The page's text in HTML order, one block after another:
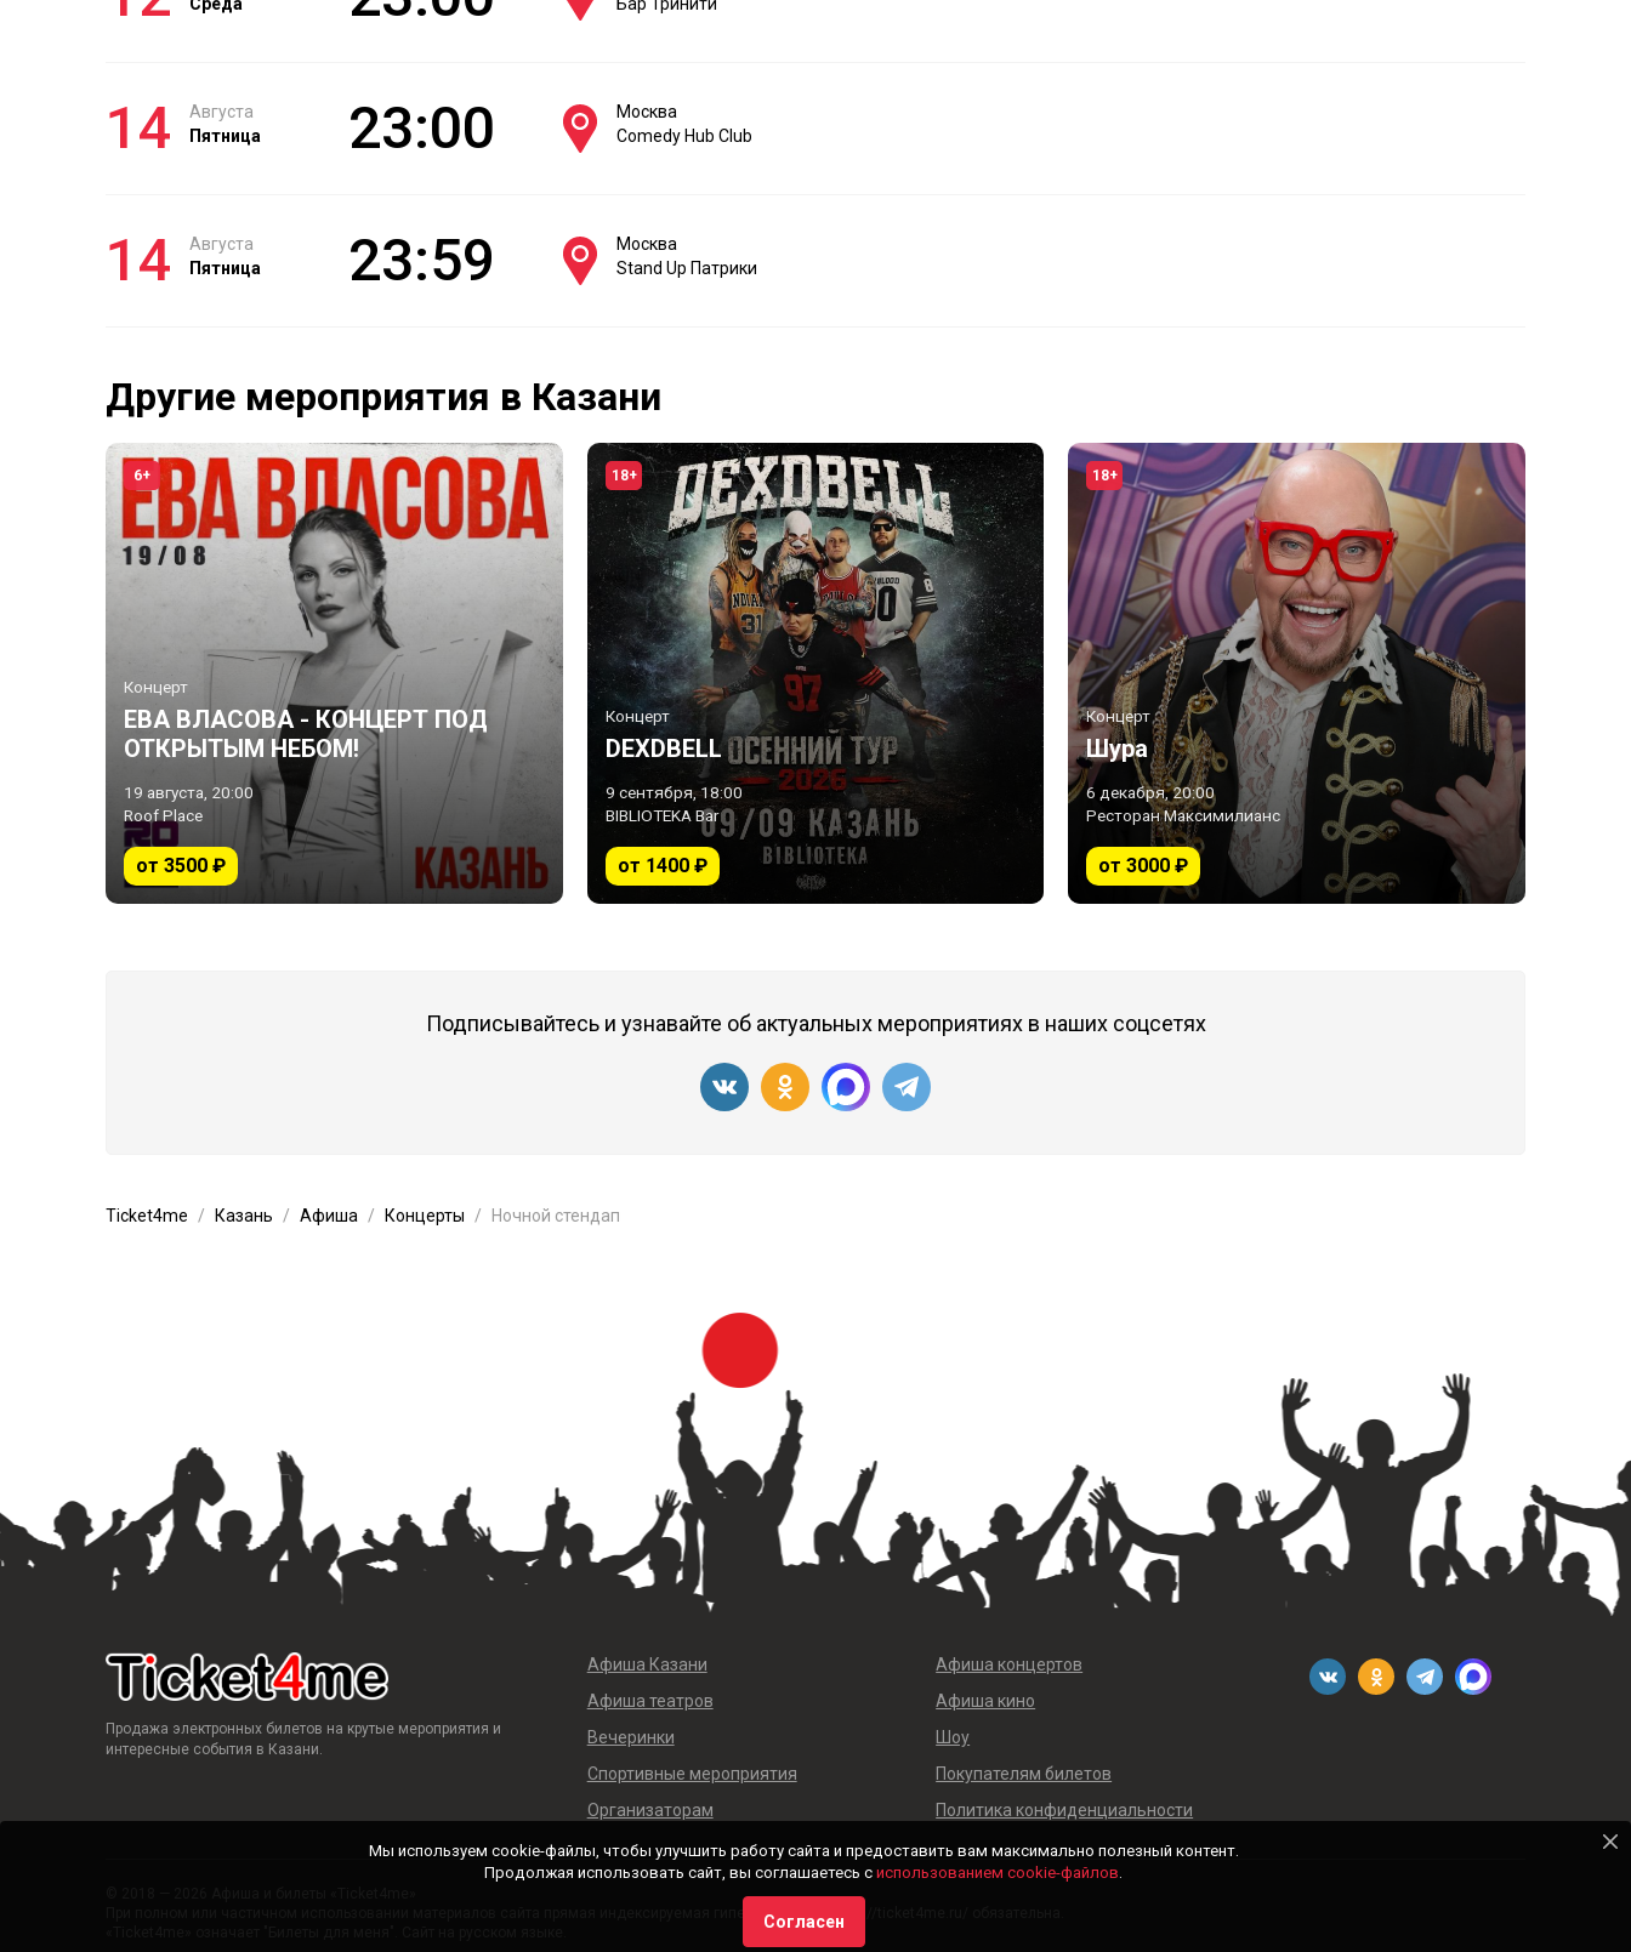
14
Августа
Пятница
23:00
Москва
Comedy Hub Club
14
Августа
Пятница
23:59
Москва
Stand Up Патрики
Другие мероприятия в Казани
6+
Концерт
ЕВА ВЛАСОВА - КОНЦЕРТ ПОД
ОТКРЫТЫМ НЕБОМ!
19 августа, 20:00
Roof Place
от 3500 ₽
18+
Концерт
DEXDBELL
9 сентября, 18:00
BIBLIOTEKA Bar
от 1400 ₽
18+
Концерт
Шура
6 декабря, 20:00
Ресторан Максимилианс
от 3000 ₽
Подписывайтесь и узнавайте об актуальных мероприятиях в наших соцсетях
Ticket4me Казань Афиша Концерты Ночной стендап
Продажа электронных билетов на крутые мероприятия и
интересные события в Казани.
Афиша Казани
Афиша концертов
Афиша театров
Афиша кино
Вечеринки
Шоу
Спортивные мероприятия
Покупателям билетов
Организаторам
Политика конфиденциальности
При полном или частичном использовании материалов сайта прямая индексируемая гиперссылка на https://ticket4me.ru/ обязательна.
Мы используем cookie-файлы, чтобы улучшить работу сайта и предоставить вам максимально полезный контент.
Продолжая использовать сайт, вы соглашаетесь с использованием cookie-файлов.
Согласен